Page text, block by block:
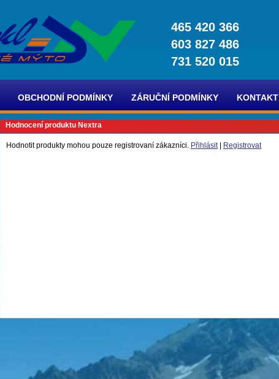
465 420 366
603 827 486
731 520 015
OBCHODNÍ PODMÍNKY ZÁRUČNÍ PODMÍNKY KONTAKT
Hodnocení produktu Nextra
Hodnotit produkty mohou pouze registrovaní zákazníci. Přihlásit| Registrovat